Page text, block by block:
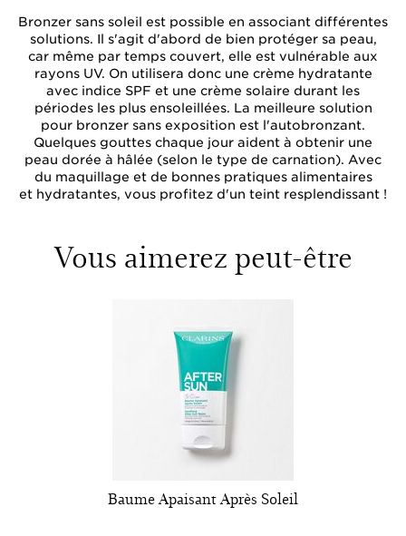
Bronzer sans soleil est possible en associant différentes
solutions. Il s'agit d'abord de bien protéger sa peau,
car même par temps couvert, elle est vulnérable aux
rayons UV. On utilisera donc une crème hydratante
avec indice SPF et une crème solaire durant les
périodes les plus ensoleillées. La meilleure solution
pour bronzer sans exposition est l'autobronzant.
Quelques gouttes chaque jour aident à obtenir une
peau dorée à hâlée (selon le type de carnation). Avec
du maquillage et de bonnes pratiques alimentaires
et hydratantes, vous profitez d'un teint resplendissant !
Vous aimerez peut-être
Baume Apaisant Après Soleil